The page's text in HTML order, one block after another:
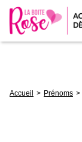
d'Ariane
Accueil Prénoms